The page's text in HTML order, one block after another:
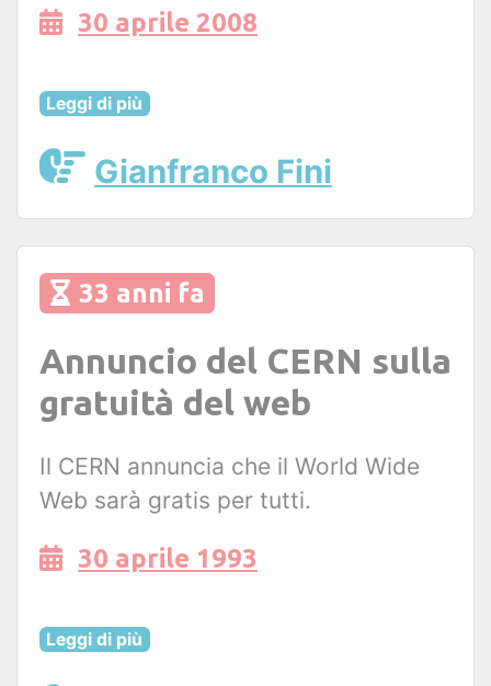
30 aprile 2008
Leggi di più
Gianfranco Fini
33 anni fa
Annuncio del CERN sulla
gratuità del web
Il CERN annuncia che il World Wide
Web sarà gratis per tutti.
30 aprile 1993
Leggi di più